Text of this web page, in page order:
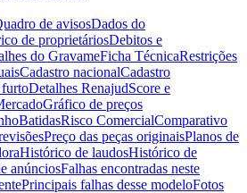
de avisosDados do
de proprietáriosDebitos e
do GravameFicha TécnicaRestrições
Cadastro nacionalCadastro
Detalhes RenajudScore e
Gráfico de preços
BatidasRisco ComercialComparativo
Preço das peças originaisPlanos de
Histórico de laudosHistórico de
anúnciosFalhas encontradas neste
Principais falhas desse modeloFotos